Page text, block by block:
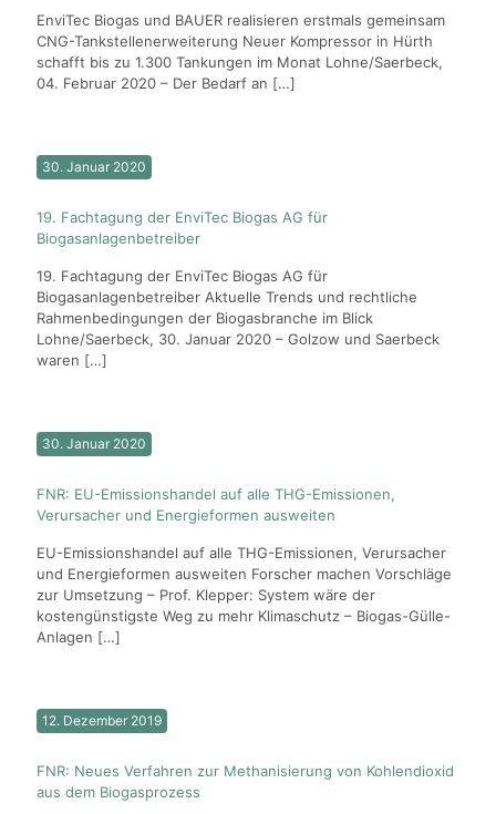
EnviTec Biogas und BAUER realisieren erstmals gemeinsam
CNG-Tankstellenerweiterung Neuer Kompressor in Hürth
schafft bis zu 1.300 Tankungen im Monat Lohne/Saerbeck,
04. Februar 2020 – Der Bedarf an […]
30. Januar 2020
19. Fachtagung der EnviTec Biogas AG für
Biogasanlagenbetreiber
19. Fachtagung der EnviTec Biogas AG für
Biogasanlagenbetreiber Aktuelle Trends und rechtliche
Rahmenbedingungen der Biogasbranche im Blick
Lohne/Saerbeck, 30. Januar 2020 – Golzow und Saerbeck
waren […]
30. Januar 2020
FNR: EU-Emissionshandel auf alle THG-Emissionen,
Verursacher und Energieformen ausweiten
EU-Emissionshandel auf alle THG-Emissionen, Verursacher
und Energieformen ausweiten Forscher machen Vorschläge
zur Umsetzung – Prof. Klepper: System wäre der
kostengünstigste Weg zu mehr Klimaschutz – Biogas-Gülle-
Anlagen […]
12. Dezember 2019
FNR: Neues Verfahren zur Methanisierung von Kohlendioxid
aus dem Biogasprozess